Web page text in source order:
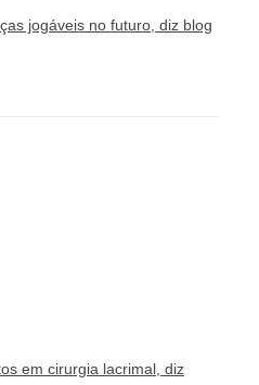
jogáveis no futuro, diz blog
em cirurgia lacrimal, diz